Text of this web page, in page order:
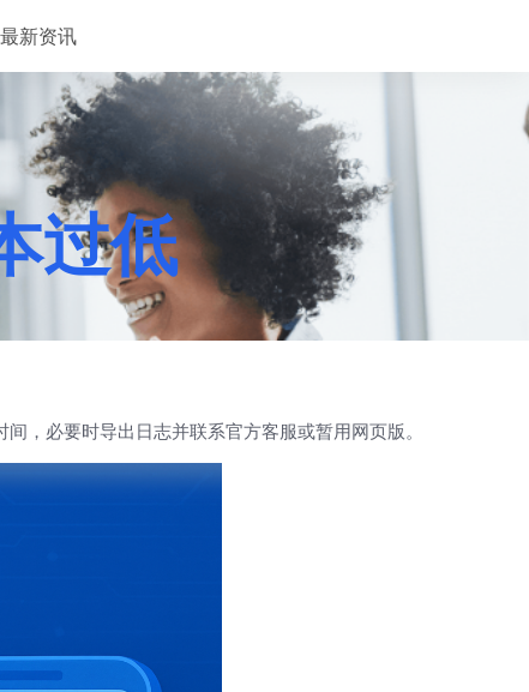
最新资讯
过低
，必要时导出日志并联系官方客服或暂用网页版。